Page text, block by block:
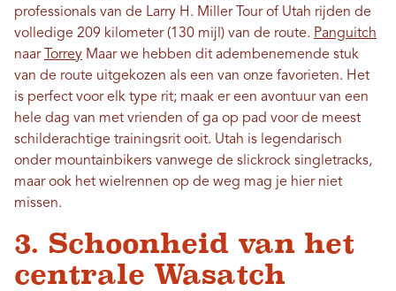
professionals van de Larry H. Miller Tour of Utah rijden de
volledige 209 kilometer (130 mijl) van de route. Panguitch
naar
Torrey Maar we hebben dit adembenemende stuk
van de route uitgekozen als een van onze favorieten. Het
is perfect voor elk type rit; maak er een avontuur van een
hele dag van met vrienden of ga op pad voor de meest
schilderachtige trainingsrit ooit. Utah is legendarisch
onder mountainbikers vanwege de slickrock singletracks,
maar ook het wielrennen op de weg mag je hier niet
missen.
3. Schoonheid van het
centrale Wasatch